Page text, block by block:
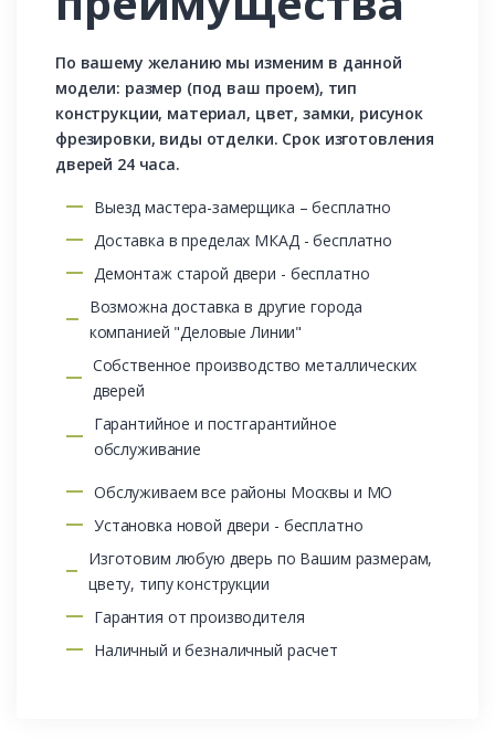
По вашему желанию мы изменим в данной
модели: размер (под ваш проем), тип
конструкции, материал, цвет, замки, рисунок
фрезировки, виды отделки. Срок изготовления
дверей 24 часа.
Выезд мастера-замерщика – бесплатно
Доставка в пределах МКАД - бесплатно
Демонтаж старой двери - бесплатно
Возможна доставка в другие города
компанией "Деловые Линии"
Собственное производство металлических
дверей
Гарантийное и постгарантийное
обслуживание
Обслуживаем все районы Москвы и МО
Установка новой двери - бесплатно
Изготовим любую дверь по Вашим размерам,
цвету, типу конструкции
Гарантия от производителя
Наличный и безналичный расчет